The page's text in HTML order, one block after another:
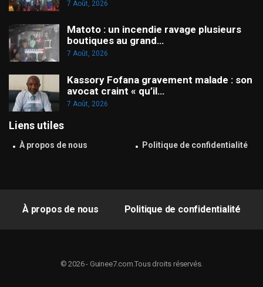
7 Août, 2026
Matoto : un incendie ravage plusieurs
boutiques au grand…
7 Août, 2026
Kassory Fofana gravement malade : son
avocat craint « qu’il…
7 Août, 2026
Liens utiles
À propos de nous Politique de confidentialité
À propos de nous Politique de confidentialité
© 2026 - Guinee7.com.Tous droits réservés.